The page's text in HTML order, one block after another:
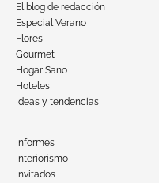
El blog de redacción
Especial Verano
Flores
Gourmet
Hogar Sano
Hoteles
Ideas y tendencias
Informes
Interiorismo
Invitados